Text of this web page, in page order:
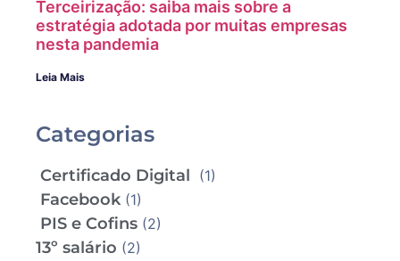
Terceirização: saiba mais sobre a
estratégia adotada por muitas empresas
nesta pandemia
Leia Mais
Categorias
Certificado Digital (1)
Facebook(1)
PIS e Cofins (2)
13º salário (2)